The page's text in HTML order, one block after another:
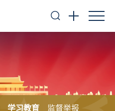
学习教育 监督举报